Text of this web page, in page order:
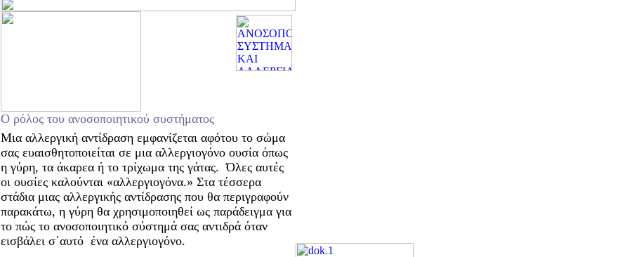
Ο ρόλος του ανοσοποιητικού συστήματος
Μια αλλεργική αντίδραση εμφανίζεται αφότου το σώμα
σας ευαισθητοποιείται σε μια αλλεργιογόνο ουσία όπως
η γύρη, τα άκαρεα ή το τρίχωμα της γάτας. Όλες αυτές
οι ουσίες καλούνται «αλλεργιογόνα.» Στα τέσσερα
στάδια μιας αλλεργικής αντίδρασης που θα περιγραφούν
παρακάτω, η γύρη θα χρησιμοποιηθεί ως παράδειγμα για
το πώς το ανοσοποιητικό σύστημά σας αντιδρά όταν
εισβάλει σ΄αυτό ένα αλλεργιογόνο.